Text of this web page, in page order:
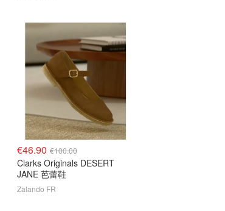
€46.90 €100.00
Clarks Originals DESERT
JANE 芭蕾鞋
Zalando FR